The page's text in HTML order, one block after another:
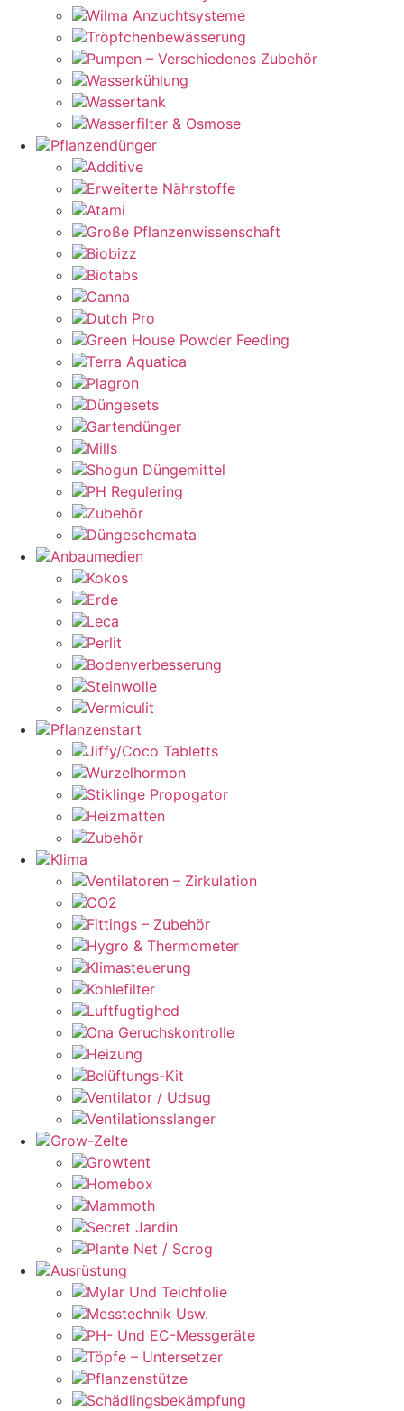
Wilma Anzuchtsysteme
Tröpfchenbewässerung
Pumpen – Verschiedenes Zubehör
Wasserkühlung
Wassertank
Wasserfilter & Osmose
Pflanzendünger
Additive
Erweiterte Nährstoffe
Atami
Große Pflanzenwissenschaft
Biobizz
Biotabs
Canna
Dutch Pro
Green House Powder Feeding
Terra Aquatica
Plagron
Düngesets
Gartendünger
Mills
Shogun Düngemittel
PH Regulering
Zubehör
Düngeschemata
Anbaumedien
Kokos
Erde
Leca
Perlit
Bodenverbesserung
Steinwolle
Vermiculit
Pflanzenstart
Jiffy/Coco Tabletts
Wurzelhormon
Stiklinge Propogator
Heizmatten
Zubehör
Klima
Ventilatoren – Zirkulation
CO2
Fittings – Zubehör
Hygro & Thermometer
Klimasteuerung
Kohlefilter
Luftfugtighed
Ona Geruchskontrolle
Heizung
Belüftungs-Kit
Ventilator / Udsug
Ventilationsslanger
Grow-Zelte
Growtent
Homebox
Mammoth
Secret Jardin
Plante Net / Scrog
Ausrüstung
Mylar Und Teichfolie
Messtechnik Usw.
PH- Und EC-Messgeräte
Töpfe – Untersetzer
Pflanzenstütze
Schädlingsbekämpfung